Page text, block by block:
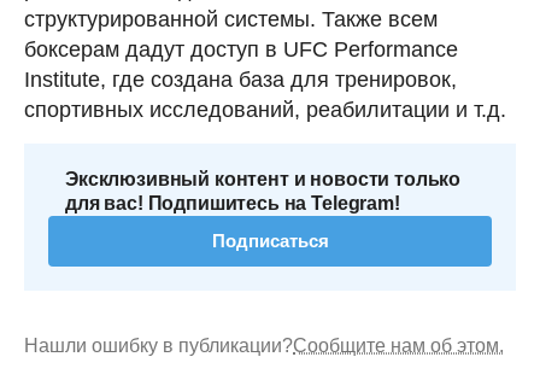
структурированной системы. Также всем
боксерам дадут доступ в UFC Performance
Institute, где создана база для тренировок,
спортивных исследований, реабилитации и т.д.
Эксклюзивный контент и новости только
для вас! Подпишитесь на Telegram!
Подписаться
Нашли ошибку в публикации?Сообщите нам об этом.